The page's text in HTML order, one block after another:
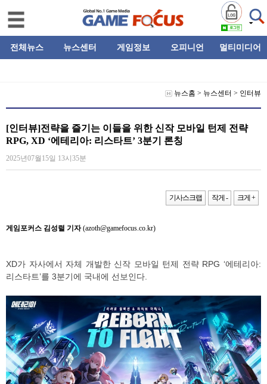
전체뉴스 뉴스센터 게임정보 오피니언 멀티미디어
뉴스홈 > 뉴스센터 > 인터뷰
[인터뷰]전략을 즐기는 이들을 위한 신작 모바일 턴제 전략
RPG, XD ‘에테리아: 리스타트’ 3분기 론칭
2025년07월15일 13시35분
기사스크랩 작게 - 크게 +
게임포커스 김성렬 기자(azoth@gamefocus.co.kr)
XD가 자사에서 자체 개발한 신작 모바일 턴제 전략 RPG ‘에테리아:
리스타트’를 3분기에 국내에 선보인다.